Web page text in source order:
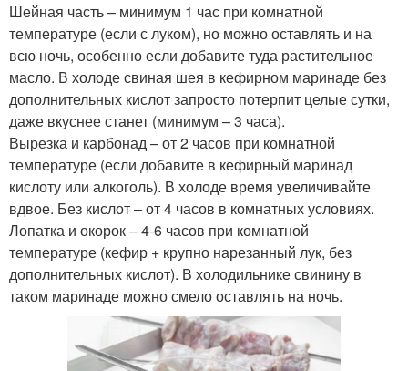
Шейная часть – минимум 1 час при комнатной
температуре (если с луком), но можно оставлять и на
всю ночь, особенно если добавите туда растительное
масло. В холоде свиная шея в кефирном маринаде без
дополнительных кислот запросто потерпит целые сутки,
даже вкуснее станет (минимум – 3 часа).
Вырезка и карбонад – от 2 часов при комнатной
температуре (если добавите в кефирный маринад
кислоту или алкоголь). В холоде время увеличивайте
вдвое. Без кислот – от 4 часов в комнатных условиях.
Лопатка и окорок – 4-6 часов при комнатной
температуре (кефир + крупно нарезанный лук, без
дополнительных кислот). В холодильнике свинину в
таком маринаде можно смело оставлять на ночь.